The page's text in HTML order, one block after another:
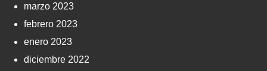
marzo 2023
febrero 2023
enero 2023
diciembre 2022